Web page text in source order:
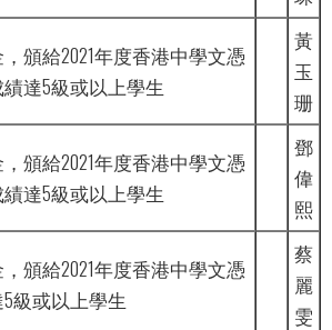
頒給2021年度香港中學文憑
達5級或以上學生
黃
玉
珊
頒給2021年度香港中學文憑
達5級或以上學生
鄧
偉
熙
頒給2021年度香港中學文憑
級或以上學生
蔡
麗
雯